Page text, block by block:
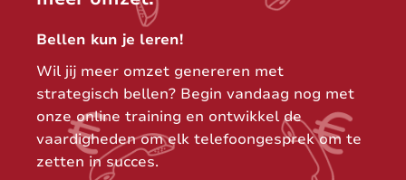
Bellen kun je leren!
Wil jij meer omzet genereren met
strategisch bellen? Begin vandaag nog met
onze online training en ontwikkel de
vaardigheden om elk telefoongesprek om te
zetten in succes.